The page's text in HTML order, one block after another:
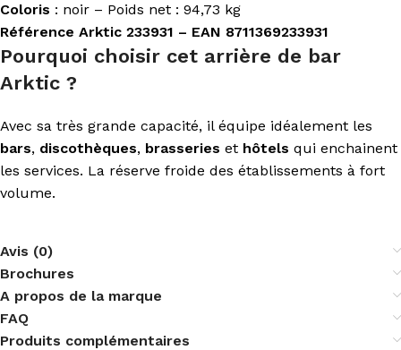
Coloris : noir – Poids net : 94,73 kg
Référence Arktic 233931 – EAN 8711369233931
Pourquoi choisir cet arrière de bar
Arktic ?
Avec sa très grande capacité, il équipe idéalement les
bars, discothèques, brasseries et hôtels qui enchainent
les services. La réserve froide des établissements à fort
volume.
Avis (0)
Brochures
A propos de la marque
FAQ
Produits complémentaires